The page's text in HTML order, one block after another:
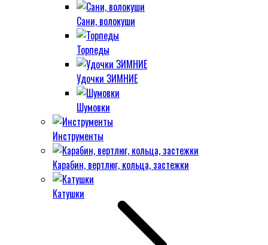
Сани, волокуши
Торпеды
Удочки ЗИМНИЕ
Шумовки
Инструменты
Карабин, вертлюг, кольца, застежки
Катушки